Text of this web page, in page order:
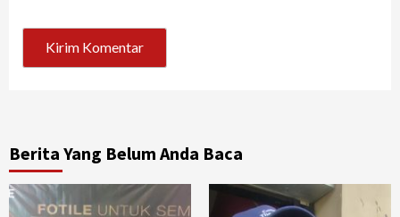
Berita Yang Belum Anda Baca